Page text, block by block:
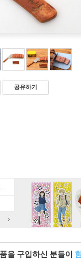
공유하기
노르잇 신제품 출시 기념 할인&사은품 증정!
을 구입하신 분들이